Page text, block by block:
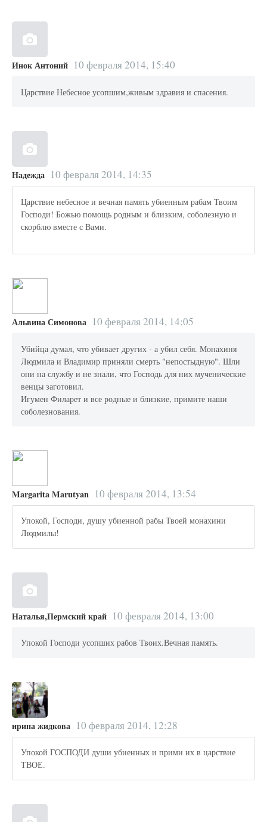
Инок Антоний 10 февраля 2014, 15:40
Царствие Небесное усопшим,живым здравия и спасения.
Надежда 10 февраля 2014, 14:35
Царствие небесное и вечная память убиенным рабам Твоим
Господи! Божью помощь родным и близким, соболезную и
скорблю вместе с Вами.
Альвина Симонова 10 февраля 2014, 14:05
Убийца думал, что убивает других - а убил себя. Монахиня
Людмила и Владимир приняли смерть "непостыдную". Шли
они на службу и не знали, что Господь для них мученические
венцы заготовил.
Игумен Филарет и все родные и близкие, примите наши
соболезнования.
Margarita Marutyan 10 февраля 2014, 13:54
Упокой, Господи, душу убиенной рабы Твоей монахини
Людмилы!
Наталья,Пермский край 10 февраля 2014, 13:00
Упокой Господи усопших рабов Твоих.Вечная память.
ирина жидкова 10 февраля 2014, 12:28
Упокой ГОСПОДИ души убиенных и прими их в царствие
ТВОЕ.